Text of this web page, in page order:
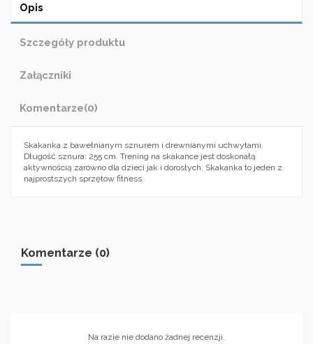
Opis
Szczegóły produktu
Załączniki
Komentarze(0)
Skakanka z bawełnianym sznurem i drewnianymi uchwytami.
Długość sznura: 255 cm. Trening na skakance jest doskonałą
aktywnością zarówno dla dzieci jak i dorosłych. Skakanka to jeden z
najprostszych sprzętów fitness.
Komentarze (0)
Na razie nie dodano żadnej recenzji.